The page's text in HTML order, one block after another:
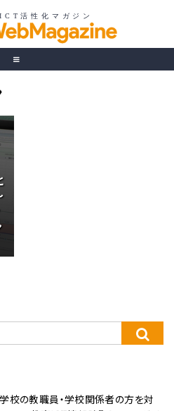
校の教職員・学校関係者の方を対